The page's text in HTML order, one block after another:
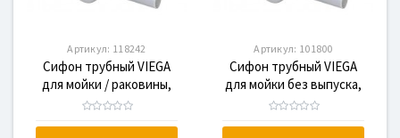
Артикул: 118242
Сифон трубный VIEGA
для мойки / раковины,
1,1/4x50, пластик
Артикул: 101800
Сифон трубный VIEGA
для мойки без выпуска,
пластик